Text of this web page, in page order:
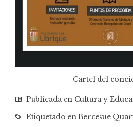
Cartel del
Publicada en Cultura y
Etiquetado en Bercesue